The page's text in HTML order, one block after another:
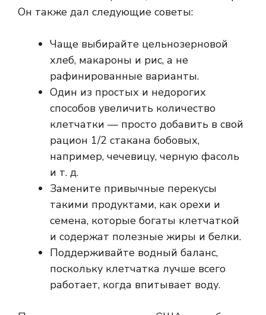
Он также дал следующие советы:
Чаще выбирайте цельнозерновой
хлеб, макароны и рис, а не
рафинированные варианты.
Один из простых и недорогих
способов увеличить количество
клетчатки — просто добавить в свой
рацион 1/2 стакана бобовых,
например, чечевицу, черную фасоль
и т. д.
Замените привычные перекусы
такими продуктами, как орехи и
семена, которые богаты клетчаткой
и содержат полезные жиры и белки.
Поддерживайте водный баланс,
поскольку клетчатка лучше всего
работает, когда впитывает воду.